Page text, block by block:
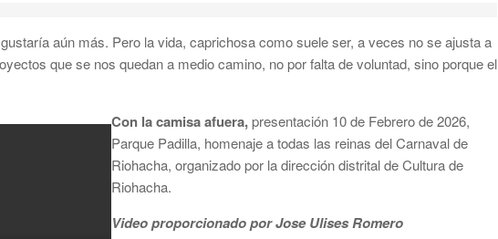
aún más. Pero la vida, caprichosa como suele ser, a veces no se ajusta a
que se nos quedan a medio camino, no por falta de voluntad, sino porque el
Con la camisa afuera,presentación 10 de Febrero de 2026,
Parque Padilla, homenaje a todas las reinas del Carnaval de
Riohacha, organizado por la dirección distrital de Cultura de
Riohacha.
Video proporcionado por Jose Ulises Romero